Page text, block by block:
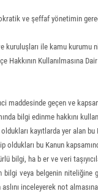
ve şeffaf yönetimin
kuruluşları ile kamu kurumu
Hakkının Kullanılmasına
maddesinde geçen ve
bilgi edinme hakkını
kayıtlarda yer alan
oldukları bu Kanun
bilgi, ha b er ve veri
veya belgenin niteliğine
inceleyerek not